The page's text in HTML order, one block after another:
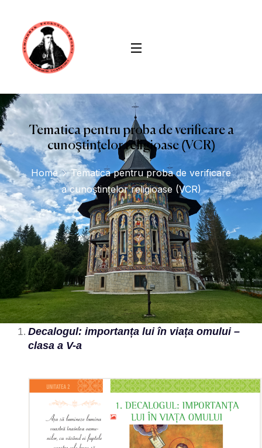
Tematica pentru proba de verificare a
cunoştinţelor religioase (VCR)
Home
Tematica pentru proba de verificare
a cunoştinţelor religioase (VCR)
Decalogul: importanța lui în viața omului –
clasa a V-a